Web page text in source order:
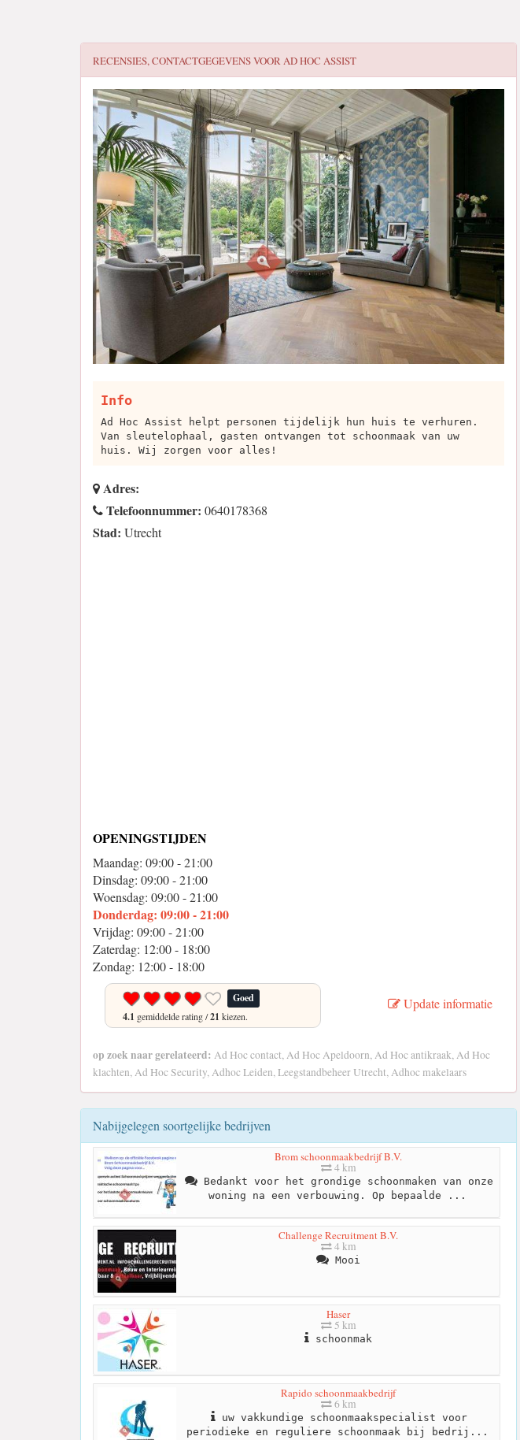
RECENSIES, CONTACTGEGEVENS VOORAD HOC ASSIST
Info
Ad Hoc Assist helpt personen tijdelijk hun huis te verhuren.
Van sleutelophaal, gasten ontvangen tot schoonmaak van uw
huis. Wij zorgen voor alles!
Adres:
Telefoonnummer: 0640178368
Stad: Utrecht
OPENINGSTIJDEN
Maandag: 09:00 - 21:00
Dinsdag: 09:00 - 21:00
Woensdag: 09:00 - 21:00
Donderdag: 09:00 - 21:00
Vrijdag: 09:00 - 21:00
Zaterdag: 12:00 - 18:00
Zondag: 12:00 - 18:00
Goed
4.1 gemiddelde rating /21 kiezen.
Update informatie
op zoek naar gerelateerd: Ad Hoc contact, Ad Hoc Apeldoorn, Ad Hoc antikraak, Ad Hoc
klachten, Ad Hoc Security, Adhoc Leiden, Leegstandbeheer Utrecht, Adhoc makelaars
Nabijgelegen soortgelijke bedrijven
Brom schoonmaakbedrijf B.V.
4 km
Bedankt voor het grondige schoonmaken van onze
woning na een verbouwing. Op bepaalde ...
Challenge Recruitment B.V.
4 km
Mooi
Haser
5 km
schoonmak
Rapido schoonmaakbedrijf
6 km
uw vakkundige schoonmaakspecialist voor
periodieke en reguliere schoonmaak bij bedrij...